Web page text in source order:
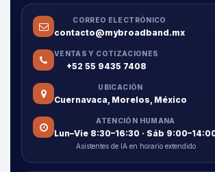
CORREO ELECTRÓNICO
contacto@mybroadband.mx
VENTAS Y COTIZACIONES
+52 55 9435 7408
UBICACIÓN
Cuernavaca, Morelos, México
ATENCIÓN HUMANA
Lun–Vie 8:30–16:30 · Sáb
Asistentes de IA en horario extendido